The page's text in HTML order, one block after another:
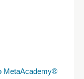
MetaAcademy®